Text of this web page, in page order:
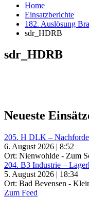
Home
Einsatzberichte
182. Auslösung
sdr_HDRB
sdr_HDRB
Neueste
205. H DLK –
6. August 2026 | 8:52
Ort: Nienwohlde - Zum
204. B3 Industrie –
5. August 2026 | 18:34
Ort: Bad Bevensen -
Zum Feed